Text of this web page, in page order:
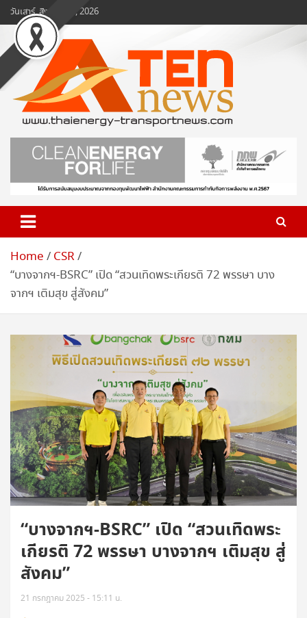
Skip
to
content
วันเสาร์, สิงหาคม 8, 2026
www.ten-news.com
ข่าวพลังงานและคมนาคม
Home
CSR
“บางจากฯ-BSRC” เปิด “สวนเทิดพระเกียรติ 72 พรรษา บาง
จากฯ เติมสุข สู่สังคม”
“บางจากฯ-BSRC” เปิด “สวนเทิดพระ
เกียรติ 72 พรรษา บางจากฯ เติมสุข สู่
สังคม”
21 กรกฎาคม 2025 - 15:11 น.